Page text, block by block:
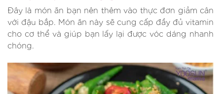
Đây là món ăn bạn nên thêm vào thực đơn giảm cân
với đậu bắp. Món ăn này sẽ cung cấp đầy đủ vitamin
cho cơ thể và giúp bạn lấy lại được vóc dáng nhanh
chóng.